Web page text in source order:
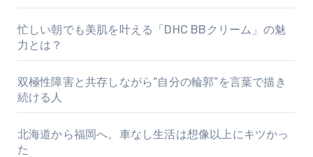
忙しい朝でも美肌を叶える「DHC BBクリーム」の魅
力とは？
双極性障害と共存しながら“自分の輪郭”を言葉で描き
続ける人
北海道から福岡へ。車なし生活は想像以上にキツかっ
た